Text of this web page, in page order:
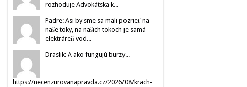
rozhoduje Advokátska k...
Padre: Asi by sme sa mali pozrieť na
naše toky, na našich tokoch je samá
elektráreň vod...
Draslik: A ako fungujú burzy...
https://necenzurovanapravda.cz/2026/08/krach-